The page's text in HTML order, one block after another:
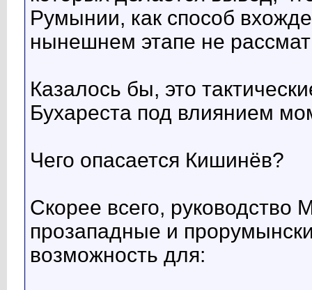
Румынии, как способ
нынешнем этапе не
Казалось бы, это
Бухареста под влиянием
Чего опасается Кишинёв?
Скорее всего,
прозападные и
возможность для: